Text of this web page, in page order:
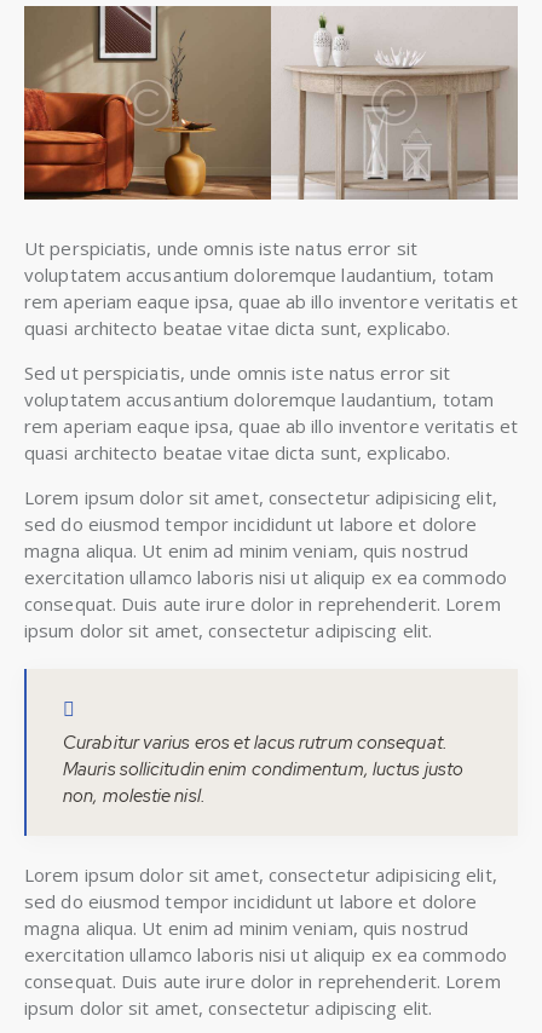
Ut perspiciatis, unde omnis iste natus error sit
voluptatem accusantium doloremque laudantium, totam
rem aperiam eaque ipsa, quae ab illo inventore veritatis et
quasi architecto beatae vitae dicta sunt, explicabo.
Sed ut perspiciatis, unde omnis iste natus error sit
voluptatem accusantium doloremque laudantium, totam
rem aperiam eaque ipsa, quae ab illo inventore veritatis et
quasi architecto beatae vitae dicta sunt, explicabo.
Lorem ipsum dolor sit amet, consectetur adipisicing elit,
sed do eiusmod tempor incididunt ut labore et dolore
magna aliqua. Ut enim ad minim veniam, quis nostrud
exercitation ullamco laboris nisi ut aliquip ex ea commodo
consequat. Duis aute irure dolor in reprehenderit. Lorem
ipsum dolor sit amet, consectetur adipiscing elit.
Curabitur varius eros et lacus rutrum consequat.
Mauris sollicitudin enim condimentum, luctus justo
non, molestie nisl.
Lorem ipsum dolor sit amet, consectetur adipisicing elit,
sed do eiusmod tempor incididunt ut labore et dolore
magna aliqua. Ut enim ad minim veniam, quis nostrud
exercitation ullamco laboris nisi ut aliquip ex ea commodo
consequat. Duis aute irure dolor in reprehenderit. Lorem
ipsum dolor sit amet, consectetur adipiscing elit.